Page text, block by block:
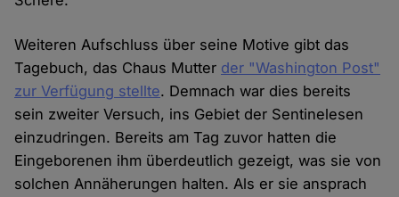
Weiteren Aufschluss über seine Motive gibt das
Tagebuch, das Chaus Mutter der "Washington Post"
zur Verfügung stellte. Demnach war dies bereits
sein zweiter Versuch, ins Gebiet der Sentinelesen
einzudringen. Bereits am Tag zuvor hatten die
Eingeborenen ihm überdeutlich gezeigt, was sie von
solchen Annäherungen halten. Als er sie ansprach